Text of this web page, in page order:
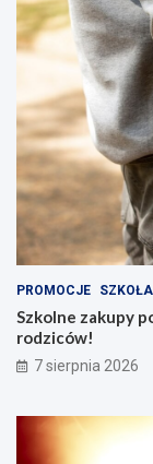
PROMOCJE SZKOŁA
Szkolne zakupy
rodziców!
7 sierpnia 2026